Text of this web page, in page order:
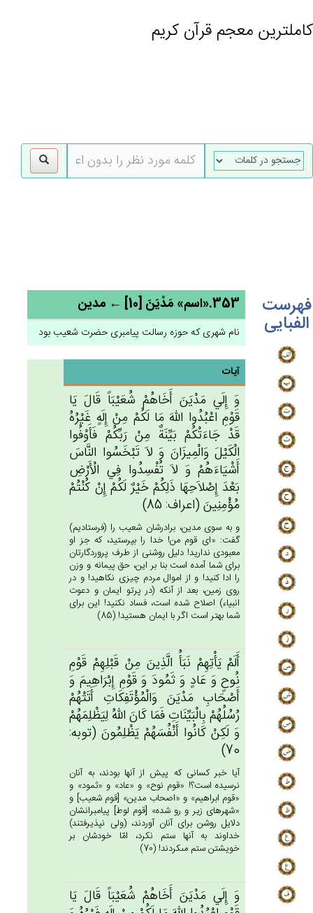
کاملترین معجم قرآن کریم
فهرست
الفبایی
353.«اسم» مَدْيَن‌َ [10] ← مدین
نام شهری که حوزه رسالت پیامبری حضرت شعیب بود
آیات
وَ إِلَي‌ مَدْيَن‌َ أَخَاهُم‌ْ شُعَيْبَاً قَال‌َ يَا
قَوْم‌ِ اعْبُدُوا الله‌َ مَا لَكُم‌ْ مِن‌ْ إِلَه‌ٍ غَيْرُه‌ُ
قَدْ جَاءَتْكُم‌ْ بَيِّنَة‌ٌ مِن‌ْ رَبِّكُم‌ْ فَأَوْفُوا
الْكَيْل‌َ وَالْمِيزَان‌َ وَ لاَ تَبْخَسُوا النَّاس‌َ
أَشْيَاءَهُم‌ْ وَ لاَ تُفْسِدُوا فِي‌ الْأَرْض‌ِ
بَعْدَ إِصْلاَحِهَا ذَلِكُم‌ْ خَيْرٌ لَكُم‌ْ إِن‌ْ كُنْتُم‌ْ
مُؤْمِنِين‌َ (اعراف: 85)
و به سوى مدين، برادرشان شعيب را (فرستاديم)
گفت: «اى قوم من! خدا را بپرستيد، كه جز او
معبودى نداريد! دليل روشنى از طرف پروردگارتان
براى شما آمده است بنا بر اين، حق پيمانه و وزن
را ادا كنيد! و از اموال مردم چيزى نكاهيد! و در
روى زمين، بعد از آنكه (در پرتو ايمان و دعوت
انبياء) اصلاح شده است، فساد نكنيد! اين براى
شما بهتر است اگر با ايمان هستيد! (85)
أَلَم‌ْ يَأْتِهِم‌ْ نَبَأُ الَّذِين‌َ مِنْ‌ قَبْلِهِم‌ْ قَوْم‌ِ
نُوح‌ٍ وَ عَادٍ وَ ثَمُودَ وَ قَوْم‌ِ إِبْرَاهِيم‌َ وَ
أَصْحَاب‌ِ مَدْيَن‌َ وَالْمُؤْتَفِكَات‌ِ أَتَتْهُم‌ْ
رُسُلُهُمْ‌ بِالْبَيِّنَات‌ِ فَمَا كَان‌َ الله‌ُ لِيَظْلِمَهُم‌ْ
وَ لَكِنْ‌ كَانُوا أَنْفُسَهُم‌ْ يَظْلِمُون‌َ (توبه:
70)
آيا خبر كسانى كه پيش از آنها بودند، به آنان
نرسيده است؟! «قوم نوح» و «عاد» و «ثمود» و
«قوم ابراهيم» و «اصحاب مدين» [قوم شعيب‏] و
«شهرهاى زير و رو شده» [قوم لوط] پيامبرانشان
دلايل روشن براى آنان آوردند، (ولى نپذيرفتند)
خداوند به آنها ستم نكرد، امّا خودشان بر
خويشتن ستم مى‏كردند! (70)
وَ إِلَي‌ مَدْيَن‌َ أَخَاهُم‌ْ شُعَيْبَاً قَال‌َ يَا